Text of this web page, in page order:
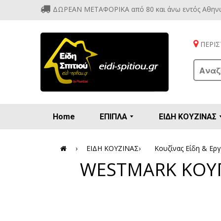
ΔΩΡΕΑΝ ΜΕΤΑΦΟΡΙΚΑ από 80 και άνω εντός
Home ΕΠΙΠΛΑ ΕΙΔΗ ΚΟΥΖΙΝΑΣ
› ΕΙΔΗ ΚΟΥΖΙΝΑΣ› Κουζίνας Είδη &
WESTMARK